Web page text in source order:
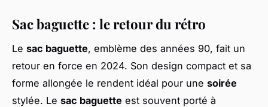
Sac baguette : le retour du rétro
Le sac baguette, emblème des années 90, fait un
retour en force en 2024. Son design compact et sa
forme allongée le rendent idéal pour une soirée
stylée. Le sac baguette est souvent porté à